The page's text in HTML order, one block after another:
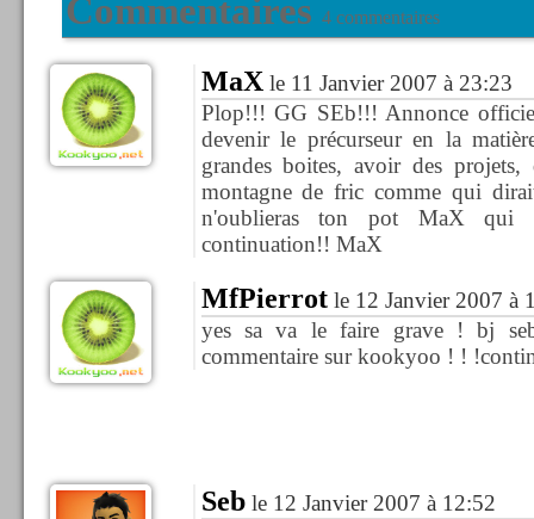
Commentaires 4 commentaires
MaX le 11 Janvier 2007 à 23:23
Plop!!! GG SEb!!! Annonce
devenir le précurseur en la
grandes boites, avoir des
montagne de fric comme qui
n'oublieras ton pot MaX
continuation!! MaX
MfPierrotle 12 Janvier 2007 à
yes sa va le faire grave ! bj
commentaire sur kookyoo ! !
Seble 12 Janvier 2007 à 12:52